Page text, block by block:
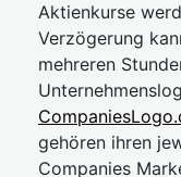
Aktienkurse
Verzögerung
mehreren
gehören ihren
Companies